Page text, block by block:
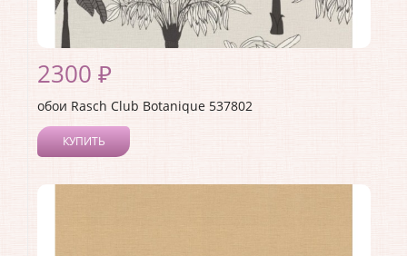
2300 ₽
обои Rasch Club Botanique 537802
КУПИТЬ
Коллекция:Club Botanique